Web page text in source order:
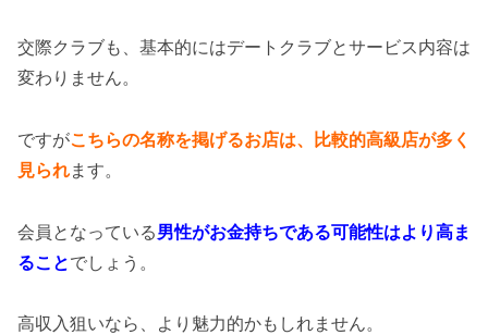
交際クラブも、基本的にはデートクラブとサービス内容は
変わりません。
ですがこちらの名称を掲げるお店は、比較的高級店が多く
見られます。
会員となっている男性がお金持ちである可能性はより高ま
ることでしょう。
高収入狙いなら、より魅力的かもしれません。